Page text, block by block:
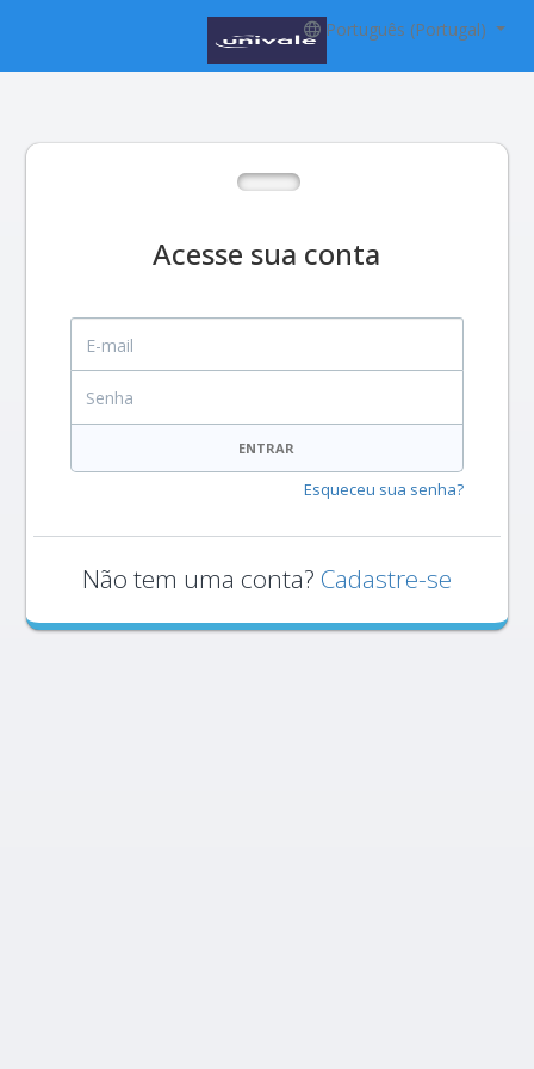
Português (Portugal)
Acesse sua conta
E-mail
ENTRAR
Esqueceu sua senha?
Não tem uma conta? Cadastre-se